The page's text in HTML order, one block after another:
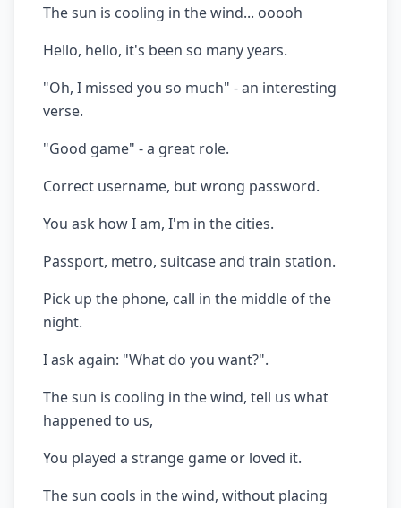
The sun is cooling in the wind... ooooh
Hello, hello, it's been so many years.
"Oh, I missed you so much" - an interesting
verse.
"Good game" - a great role.
Correct username, but wrong password.
You ask how I am, I'm in the cities.
Passport, metro, suitcase and train station.
Pick up the phone, call in the middle of the
night.
I ask again: "What do you want?".
The sun is cooling in the wind, tell us what
happened to us,
You played a strange game or loved it.
The sun cools in the wind, without placing